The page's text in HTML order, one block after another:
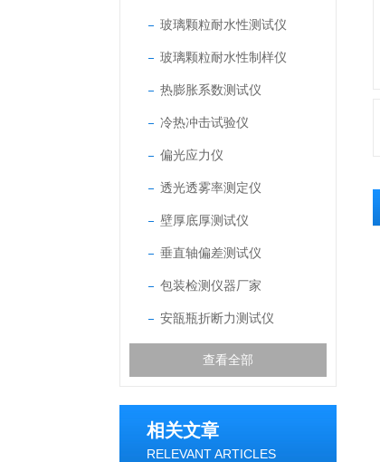
玻璃颗粒耐水性测试仪
玻璃颗粒耐水性制样仪
热膨胀系数测试仪
冷热冲击试验仪
偏光应力仪
透光透雾率测定仪
壁厚底厚测试仪
垂直轴偏差测试仪
包装检测仪器厂家
安瓿瓶折断力测试仪
查看全部
相关文章
RELEVANT ARTICLES